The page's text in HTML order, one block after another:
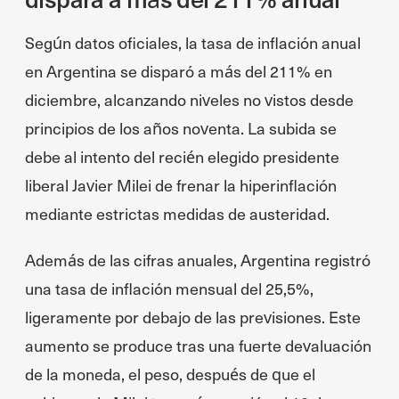
Según datos oficiales, la tasa de inflación anual
en Argentina se disparó a más del 211% en
diciembre, alcanzando niveles no vistos desde
principios de los años noventa. La subida se
debe al intento del recién elegido presidente
liberal Javier Milei de frenar la hiperinflación
mediante estrictas medidas de austeridad.
Además de las cifras anuales, Argentina registró
una tasa de inflación mensual del 25,5%,
ligeramente por debajo de las previsiones. Este
aumento se produce tras una fuerte devaluación
de la moneda, el peso, después de que el